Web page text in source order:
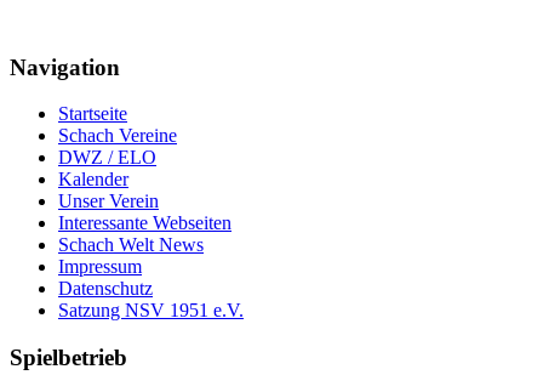
Navigation
Startseite
Schach Vereine
DWZ / ELO
Kalender
Unser Verein
Interessante Webseiten
Schach Welt News
Impressum
Datenschutz
Satzung NSV 1951 e.V.
Spielbetrieb